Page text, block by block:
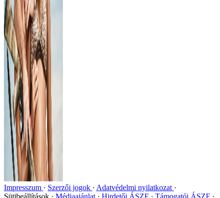
Impresszum Szerzői jogok
Adatvédelmi nyilatkozat
Sütibeállítások
Médiaajánlat Hirdetői ÁSZF Támogatói ÁSZF